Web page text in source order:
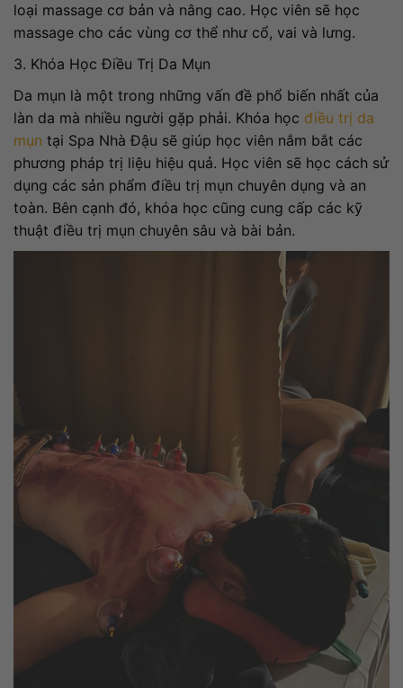
loại massage cơ bản và nâng cao. Học viên sẽ học
massage cho các vùng cơ thể như cổ, vai và lưng.
3. Khóa Học Điều Trị Da Mụn
Da mụn là một trong những vấn đề phổ biến nhất của
làn da mà nhiều người gặp phải. Khóa học điều trị da
mụn tại Spa Nhà Đậu sẽ giúp học viên nắm bắt các
phương pháp trị liệu hiệu quả. Học viên sẽ học cách sử
dụng các sản phẩm điều trị mụn chuyên dụng và an
toàn. Bên cạnh đó, khóa học cũng cung cấp các kỹ
thuật điều trị mụn chuyên sâu và bài bản.